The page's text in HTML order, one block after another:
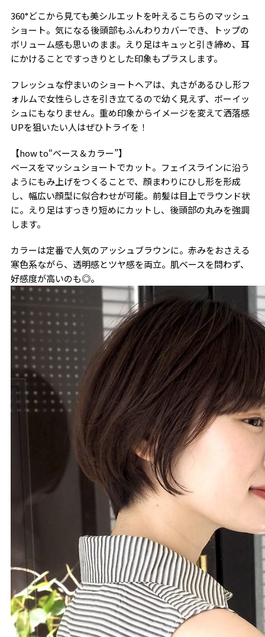
360°どこから見ても美シルエットを叶えるこちらのマッシュ
ショート。気になる後頭部もふんわりカバーでき、トップの
ボリューム感も思いのまま。えり足はキュッと引き締め、耳
にかけることですっきりとした印象もプラスします。
フレッシュな佇まいのショートヘアは、丸さがあるひし形フ
ォルムで女性らしさを引き立てるので幼く見えず、ボーイッ
シュにもなりません。重め印象からイメージを変えて洒落感
UPを狙いたい人はぜひトライを！
【how to“ベース＆カラー”】
ベースをマッシュショートでカット。フェイスラインに沿う
ようにもみ上げをつくることで、顔まわりにひし形を形成
し、幅広い顔型に似合わせが可能。前髪は目上でラウンド状
に。えり足はすっきり短めにカットし、後頭部の丸みを強調
します。
カラーは定番で人気のアッシュブラウンに。赤みをおさえる
寒色系ながら、透明感とツヤ感を両立。肌ベースを問わず、
好感度が高いのも◎。